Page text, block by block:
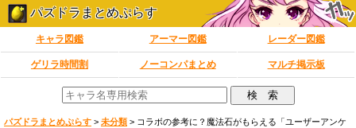
パズドラまとめぷらす
キャラ図鑑 アーマー図鑑 レーダー図鑑
ゲリラ時間割 ノーコンパまとめ マルチ掲示板
パズドラまとめぷらす > 未分類 > コラボの参考に？魔法石がもらえる「ユーザーアンケ